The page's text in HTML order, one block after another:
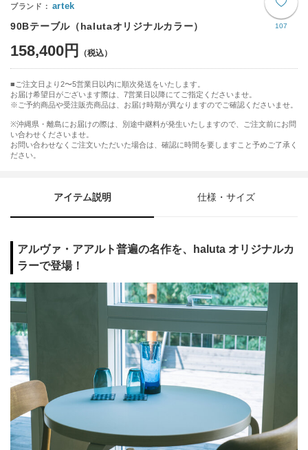
107
artek
90Bテーブル（halutaオリジナルカラー）
158,400円
ご注文日より2〜5営業日以内に順次発送をいたします。
お届け希望日がございます際は、7営業日以降にてご指定くださいませ。
※ご予約商品や受注販売商品は、お届け時期が異なりますのでご確認くださいませ。
※沖縄県・離島にお届けの際は、別途中継料が発生いたしますので、ご注文前にお問
い合わせくださいませ。
お問い合わせなくご注文いただいた場合は、確認に時間を要しますこと予めご了承く
ださい。
アイテム説明 仕様・サイズ
アルヴァ・アアルト普遍の名作を、haluta オリジナルカ
ラーで登場！